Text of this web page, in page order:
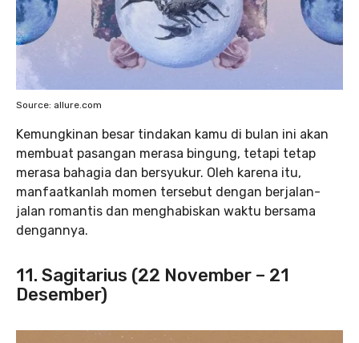
Source: allure.com
Kemungkinan besar tindakan kamu di bulan ini akan
membuat pasangan merasa bingung, tetapi tetap
merasa bahagia dan bersyukur. Oleh karena itu,
manfaatkanlah momen tersebut dengan berjalan-
jalan romantis dan menghabiskan waktu bersama
dengannya.
11. Sagitarius (22 November – 21
Desember)